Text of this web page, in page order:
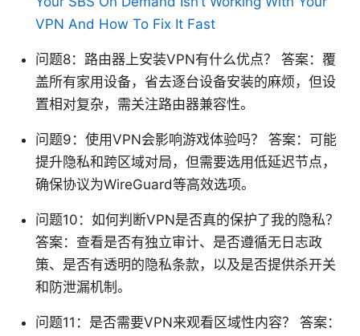
VPN And How To Fix It Fast
问题8：路由器上安装VPN有什么优点？ 答案：覆
盖所有家用设备，省去逐台设备安装的麻烦，但设
置相对复杂，需关注路由器兼容性。
问题9：使用VPN会影响游戏体验吗？ 答案：可能
提升隐私和跨区域对局，但需要选用低延迟节点，
确保协议为WireGuard等高效选项。
问题10：如何判断VPN是否真的保护了我的隐私？
答案：查看是否有独立审计、是否遵循无日志政
策、是否有透明的隐私条款，以及是否提供杀开关
和防泄漏机制。
问题11：是否需要VPN来观看区域性内容？ 答案：